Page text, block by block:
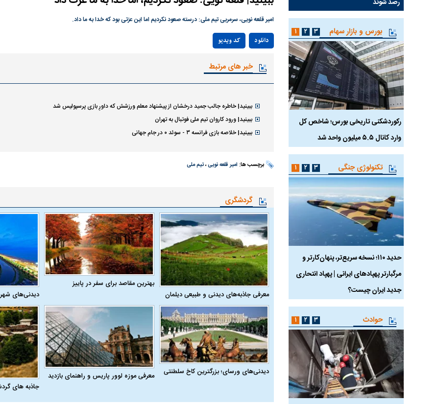
امیر قلعه نویی، سرمربی تیم ملی: درسته صعود نکردیم اما این عزتی بود که خدا به ما داد.
کد ویدیو دانلود
خبر های مرتبط
ببینید| خاطره جالب جمید درخشان از پیشنهاد معلم ورزشش که داورِ بازی پرسپولیس شد
ببینید| ورود کاروان تیم ملی فوتبال به تهران
ببینید| خلاصه بازی فرانسه ۳ - سوئد ۰ در جام جهانی
برچسب ها: امیر قلعه نویی،تیم ملی
گردشگری
معرفی جاذبه‌های دیدنی و طبیعی دیلمان
بهترین مقاصد برای سفر در پاییز
دیدنی‌های
دیدنی‌های ورسای؛ بزرگترین کاخ سلطنتی
معرفی موزه لوور پاریس و راهنمای بازدید
جاذبه های
رصد شوند
بورس و بازار سهام
رکوردشکنی تاریخی بورس؛ شاخص کل
وارد کانال ۵.۵ میلیون واحد شد
هجوم نقدینگی به بورس؛ شاخص کل و
هم‌وزن در قله تاریخی
بورس تهران رکورد شکست
۱ ۲ ۳
تکنولوژی جنگی
حدید ۱۱۰؛ نسخه سریع‌تر، پنهان‌کارتر و
مرگبارتر پهپادهای ایرانی | پهپاد انتحاری
جدید ایران چیست؟
هواپیمای مرموز E-11A BACN چیست؟
فضاپیمای «استارشیپ» ایلان ماسک
چیست؟
حدید ۱۱۰؛
مرگبارتر
جدید ایران
۱ ۲ ۳
حوادث ۱ ۲ ۳